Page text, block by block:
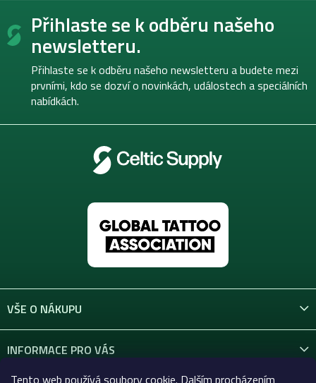
Tento web používá soubory cookie. Dalším procházením
Z
Přihlaste se k odběru našeho
newsletteru.
Přihlaste se k odběru našeho newsletteru a budete mezi
prvními, kdo se dozví o novinkách, událostech a speciálních
nabídkách.
VŠE O NÁKUPU
INFORMACE PRO VÁS